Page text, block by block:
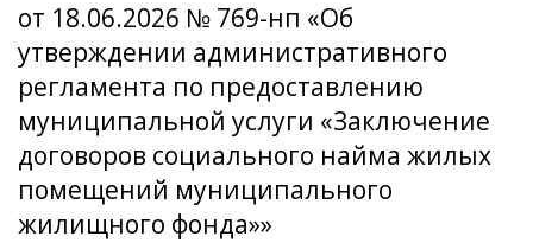
от 18.06.2026 № 769-нп «Об
утверждении административного
регламента по предоставлению
муниципальной услуги «Заключение
договоров социального найма жилых
помещений муниципального
жилищного фонда»»